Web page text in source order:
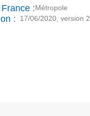
:Métropole
: 17/06/2020, version 2